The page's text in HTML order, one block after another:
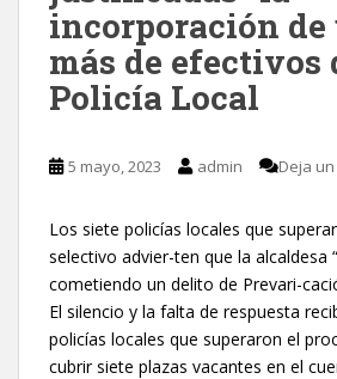
incorporación de
más de efectivos
Policía Local
5 mayo, 2023 admin Deja
Los siete policías locales que
selectivo advier-ten que la alcaldesa
cometiendo un delito de Prevari-
El silencio y la falta de respuesta
policías locales que superaron el
cubrir siete plazas vacantes en el